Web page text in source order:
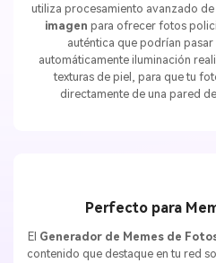
utiliza procesamiento avanzado de
imagen para ofrecer fotos
auténtica que podrían
automáticamente iluminación
texturas de piel, para que tu
directamente de una pared
Perfecto para
El Generador de Memes de
contenido que destaque en tu red